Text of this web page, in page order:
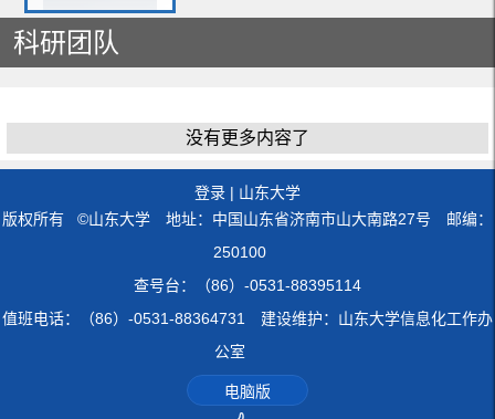
科研团队
没有更多内容了
登录 | 山东大学
版权所有 ©山东大学 地址：中国山东省济南市山大南路27号 邮编：
250100
查号台：（86）-0531-88395114
值班电话：（86）-0531-88364731 建设维护：山东大学信息化工作办
公室
电脑版